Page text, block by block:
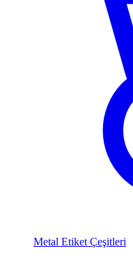
Metal Etiket Çeşitleri